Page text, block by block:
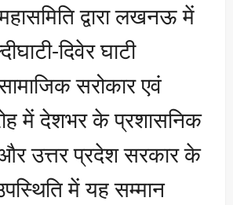
द्वारा लखनऊ में
दिवेर घाटी
सरोकार एवं
में देशभर के प्रशासनिक
और उत्तर प्रदेश सरकार के
में यह सम्मान